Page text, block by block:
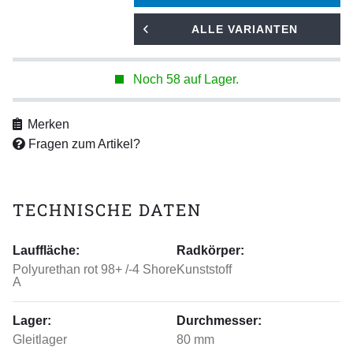
ALLE VARIANTEN
Noch 58 auf Lager.
Merken
Fragen zum Artikel?
TECHNISCHE DATEN
Lauffläche:
Polyurethan rot 98+ /-4 Shore
A
Radkörper:
Kunststoff
Lager:
Gleitlager
Durchmesser:
80 mm